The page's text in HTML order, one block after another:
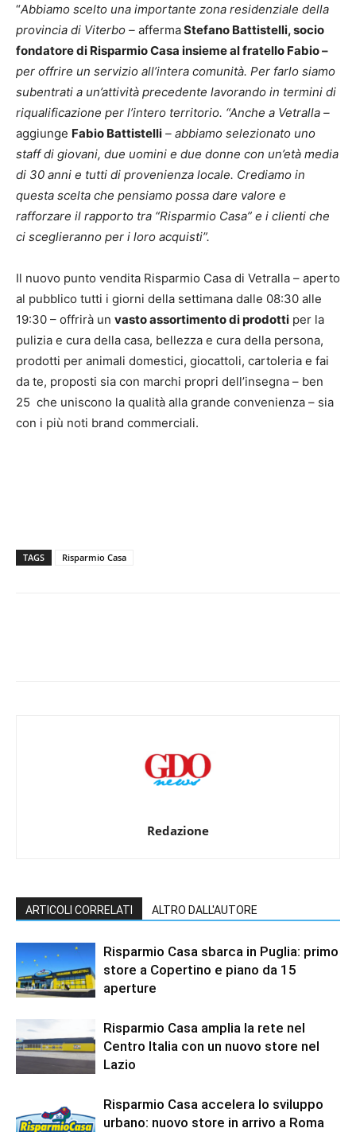
“Abbiamo scelto una importante zona residenziale della
provincia di Viterbo – affermaStefano Battistelli, socio
fondatore di Risparmio Casa insieme al fratello Fabio –
per offrire un servizio all’intera comunità. Per farlo siamo
subentrati a un’attività precedente lavorando in termini di
riqualificazione per l’intero territorio. “Anche a Vetralla –
aggiunge Fabio Battistelli – abbiamo selezionato uno
staff di giovani, due uomini e due donne con un’età media
di 30 anni e tutti di provenienza locale. Crediamo in
questa scelta che pensiamo possa dare valore e
rafforzare il rapporto tra “Risparmio Casa” e i clienti che
ci sceglieranno per i loro acquisti”.
Il nuovo punto vendita Risparmio Casa di Vetralla – aperto
al pubblico tutti i giorni della settimana dalle 08:30 alle
19:30 – offrirà un vasto assortimento di prodotti per la
pulizia e cura della casa, bellezza e cura della persona,
prodotti per animali domestici, giocattoli, cartoleria e fai
da te, proposti sia con marchi propri dell’insegna – ben
25 che uniscono la qualità alla grande convenienza – sia
con i più noti brand commerciali.
TAGS Risparmio Casa
Redazione
ARTICOLI CORRELATI ALTRO DALL'AUTORE
Risparmio Casa sbarca in Puglia: primo
store a Copertino e piano da 15
aperture
Risparmio Casa amplia la rete nel
Centro Italia con un nuovo store nel
Lazio
Risparmio Casa accelera lo sviluppo
urbano: nuovo store in arrivo a Roma